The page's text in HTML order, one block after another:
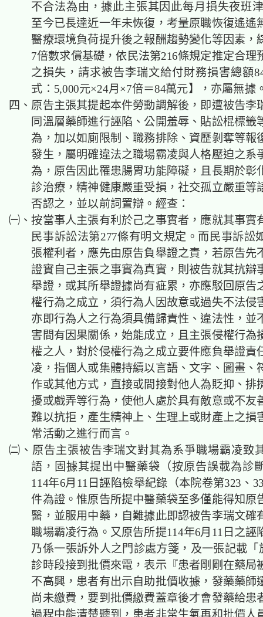
不合法為由，據此主張其因此每月損失夜班
至今已長達近一年未恢復，考量原職恢復遙遙
醫療環境負荷提升後之報酬趨勢變化等因素，
7倍數求償基礎，依民法第216條規定推定合理
之損失，請求被告李瑞文給付財務損害總額
式：5,000元×24月×7倍＝84萬元】，亦屬無據
四、原告主張其提起本件勞動調解後，即遭被告李
同溫層藥師進行誣陷、公開羞辱、貼訟棍標籤
為，加以如廁限制、職務排除、資歷剝奪等報
發生，屬明確違法之職場霸凌與人格壓迫之系
為，原告因此罹患腸胃功能障礙，且長期於彰
診治療，精神健康嚴重受損，社交孤立嚴重等
否認之，並以前詞置辯。經查：
㈠、按當事人主張有利於己之事實者，應就其事實
民事訴訟法第277條有明文規定。而民事訴訟
張權利者，應先由原告負舉證之責，若原告先
證實自己主張之事實為真實，則被告就其抗辯
舉證，或其所舉證據尚有疵累，亦應駁回原告
權行為之成立，須行為人因故意或過失不法侵
亦即行為人之行為須具備歸責性、違法性，並
害間有因果關係，始能成立，且主張侵權行為
權之人，對於侵權行為之成立要件應負舉證責
凌，指個人或集體持續以言語、文字、圖畫、
作或其他方式，直接或間接對他人為貶抑、排
擾或戲弄等行為，使他人處於具有敵意或不友
難以抗拒，產生精神上、生理上或財產上之損
常活動之進行而言。
㈡、原告主張被告李瑞文對其為系爭職場霸凌致
語，固據其提出中醫藥袋（按原告誤載為診
114年6月11日誣陷檢舉紀錄（本院卷第323、
件為證。惟原告所提中醫藥袋至多僅能得知原
醫，並服用中藥，自難據此即認被告李瑞文確
職場霸凌行為。又原告所提114年6月11日之誣
乃係一張訴外人之門診處方箋，及一張記載「
診時段接到批價來電，表示『患者剛剛在藥局
不高興，患者有出示自助批價收據，發藥藥師
尚未繳費，要到批價繳費蓋章後才會發藥給患
過程中能清楚聽到，患者非常生氣再和批價人